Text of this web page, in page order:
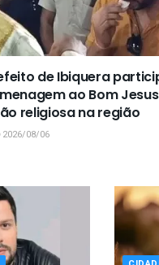
de Ibiquera
ao Bom
religiosa na região
2026/08/06